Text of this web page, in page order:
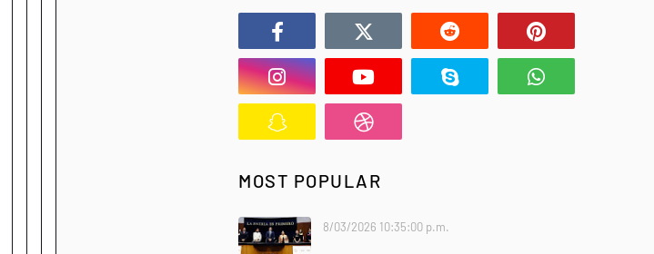
MOST POPULAR
8/03/2026 10:35:00 p.m.